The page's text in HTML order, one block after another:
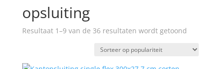
opsluiting
Resultaat 1–9 van de 36 resultaten wordt getoond